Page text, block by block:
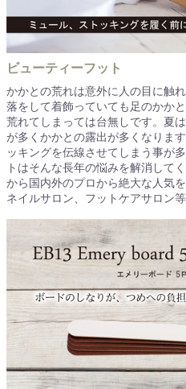
ビューティーフット
かかとの荒れは意外に人の目に触
落をして着飾っていても足のかか
荒れてしまっては台無しです。夏
が多くかかとの露出が多くなりま
ッキングを伝線させてしまう事が
トはそんな長年の悩みを解消して
から国内外のプロから絶大な人気
ネイルサロン、フットケアサロン